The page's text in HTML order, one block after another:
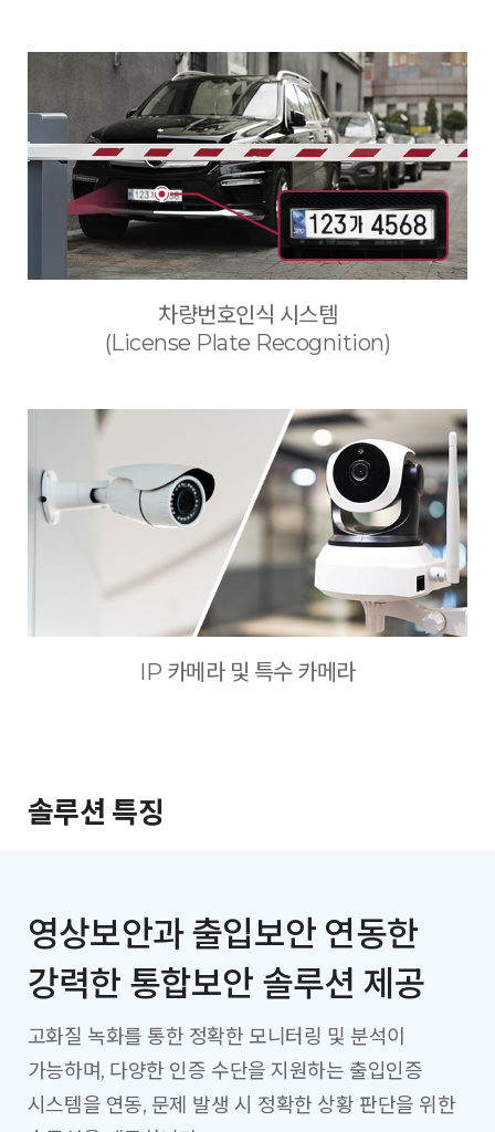
차량번호인식 시스템
(License Plate Recognition)
IP 카메라 및 특수 카메라
솔루션 특징
영상보안과 출입보안 연동한
강력한 통합보안 솔루션 제공
고화질 녹화를 통한 정확한 모니터링 및 분석이
가능하며, 다양한 인증 수단을 지원하는 출입인증
시스템을 연동, 문제 발생 시 정확한 상황 판단을 위한